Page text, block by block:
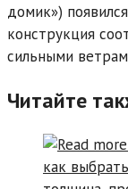
домик»)
конструкция
сильными
Читайте